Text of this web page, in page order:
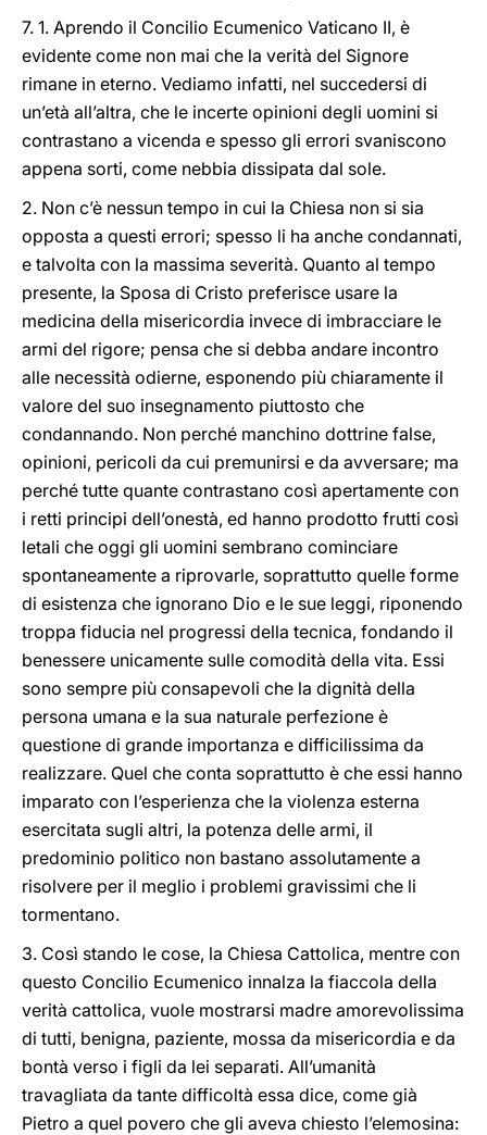
7. 1. Aprendo il Concilio Ecumenico Vaticano II, è
evidente come non mai che la verità del Signore
rimane in eterno. Vediamo infatti, nel succedersi di
un’età all’altra, che le incerte opinioni degli uomini si
contrastano a vicenda e spesso gli errori svaniscono
appena sorti, come nebbia dissipata dal sole.
2. Non c’è nessun tempo in cui la Chiesa non si sia
opposta a questi errori; spesso li ha anche condannati,
e talvolta con la massima severità. Quanto al tempo
presente, la Sposa di Cristo preferisce usare la
medicina della misericordia invece di imbracciare le
armi del rigore; pensa che si debba andare incontro
alle necessità odierne, esponendo più chiaramente il
valore del suo insegnamento piuttosto che
condannando. Non perché manchino dottrine false,
opinioni, pericoli da cui premunirsi e da avversare; ma
perché tutte quante contrastano così apertamente con
i retti principi dell’onestà, ed hanno prodotto frutti così
letali che oggi gli uomini sembrano cominciare
spontaneamente a riprovarle, soprattutto quelle forme
di esistenza che ignorano Dio e le sue leggi, riponendo
troppa fiducia nel progressi della tecnica, fondando il
benessere unicamente sulle comodità della vita. Essi
sono sempre più consapevoli che la dignità della
persona umana e la sua naturale perfezione è
questione di grande importanza e difficilissima da
realizzare. Quel che conta soprattutto è che essi hanno
imparato con l’esperienza che la violenza esterna
esercitata sugli altri, la potenza delle armi, il
predominio politico non bastano assolutamente a
risolvere per il meglio i problemi gravissimi che li
tormentano.
3. Così stando le cose, la Chiesa Cattolica, mentre con
questo Concilio Ecumenico innalza la fiaccola della
verità cattolica, vuole mostrarsi madre amorevolissima
di tutti, benigna, paziente, mossa da misericordia e da
bontà verso i figli da lei separati. All’umanità
travagliata da tante difficoltà essa dice, come già
Pietro a quel povero che gli aveva chiesto l’elemosina: